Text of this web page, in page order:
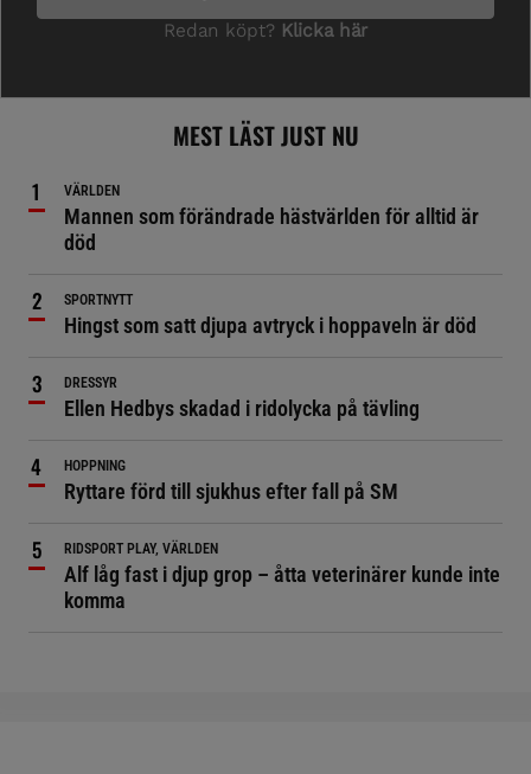
MEST LÄST JUST NU
VÄRLDEN
Mannen som förändrade hästvärlden för alltid är
död
SPORTNYTT
Hingst som satt djupa avtryck i hoppaveln är död
DRESSYR
Ellen Hedbys skadad i ridolycka på tävling
HOPPNING
Ryttare förd till sjukhus efter fall på SM
RIDSPORT PLAY, VÄRLDEN
Alf låg fast i djup grop – åtta veterinärer kunde inte
komma